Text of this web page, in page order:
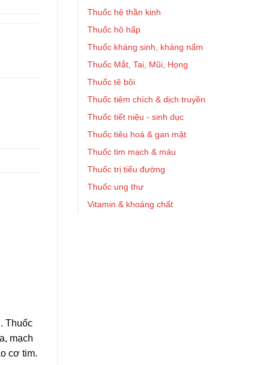
Thuốc hệ thần kinh
Thuốc hô hấp
Thuốc kháng sinh, kháng nấm
Thuốc Mắt, Tai, Mũi, Họng
Thuốc tê bôi
Thuốc tiêm chích & dịch truyền
Thuốc tiết niệu - sinh dục
Thuốc tiêu hoá & gan mật
Thuốc tim mạch & máu
Thuốc trị tiểu đường
Thuốc ung thư
Vitamin & khoáng chất
Thuốc
mạch
cơ tim.